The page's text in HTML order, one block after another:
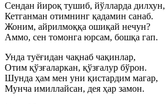
Сендан йироқ тушиб, йўлларда дилхун,
Кетганман отимнинг қадамин санаб.
Жоним, айрилмоққа ошиқай нечун?
Аммо, сен томонга юрсам, бошқа гап.
Унда туёғидан чақнаб чақинлар,
Отим қўзғаларкан, қўзғалур бўрон.
Шунда ҳам мен уни қистардим магар,
Мунча имиллайсан, дея ҳар замон.